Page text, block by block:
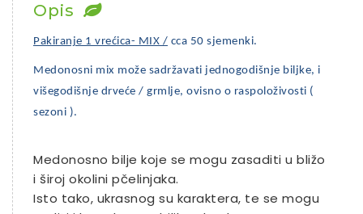
Opis
Pakiranje 1 vrećica- MIX / cca 50 sjemenki.
Medonosni mix može sadržavati jednogodišnje biljke, i
višegodišnje drveće / grmlje, ovisno o raspoloživosti (
sezoni ).
Medonosno bilje koje se mogu zasaditi u bližoj
i široj okolini pčelinjaka.
Isto tako, ukrasnog su karaktera, te se mogu